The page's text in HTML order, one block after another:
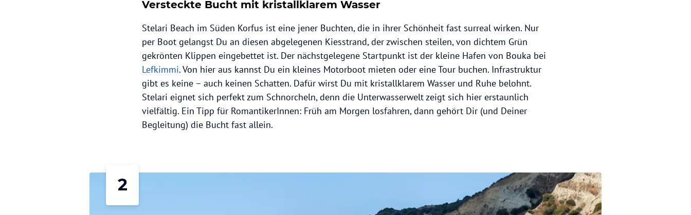
Versteckte Bucht mit kristallklarem Wasser
Stelari Beach im Süden Korfus ist eine jener Buchten, die in ihrer Schönheit fast surreal wirken. Nur
per Boot gelangst Du an diesen abgelegenen Kiesstrand, der zwischen steilen, von dichtem Grün
gekrönten Klippen eingebettet ist. Der nächstgelegene Startpunkt ist der kleine Hafen von Bouka bei
Lefkimmi. Von hier aus kannst Du ein kleines Motorboot mieten oder eine Tour buchen. Infrastruktur
gibt es keine – auch keinen Schatten. Dafür wirst Du mit kristallklarem Wasser und Ruhe belohnt.
Stelari eignet sich perfekt zum Schnorcheln, denn die Unterwasserwelt zeigt sich hier erstaunlich
vielfältig. Ein Tipp für RomantikerInnen: Früh am Morgen losfahren, dann gehört Dir (und Deiner
Begleitung) die Bucht fast allein.
2